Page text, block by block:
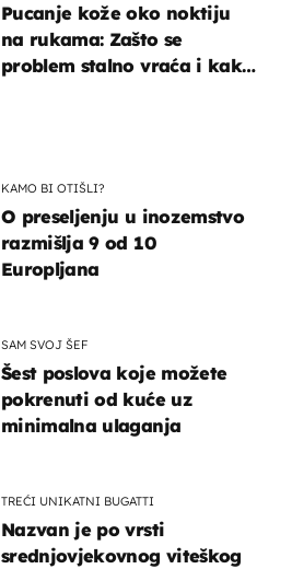
Pucanje kože oko noktiju
na rukama: Zašto se
problem stalno vraća i kako
KAMO BI OTIŠLI?
O preseljenju u inozemstvo
razmišlja 9 od 10
Europljana
SAM SVOJ ŠEF
Šest poslova koje možete
pokrenuti od kuće uz
minimalna ulaganja
TREĆI UNIKATNI BUGATTI
Nazvan je po vrsti
srednjovjekovnog viteškog